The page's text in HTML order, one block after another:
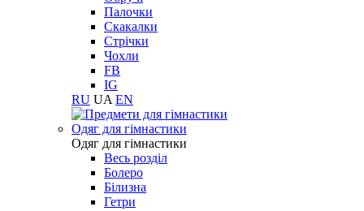
Палочки
Скакалки
Стрічки
Чохли
FB
IG
RU UA EN
Одяг для гімнастики
Одяг для гімнастики
Весь розділ
Болеро
Білизна
Гетри